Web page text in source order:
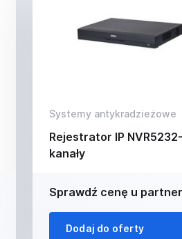
Systemy antykradzieżowe
Rejestrator IP
kanały
Sprawdź cenę u
Dodaj do oferty